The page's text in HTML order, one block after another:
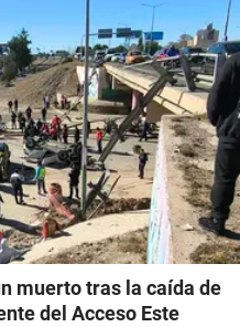
muerto tras la caída de
del Acceso Este